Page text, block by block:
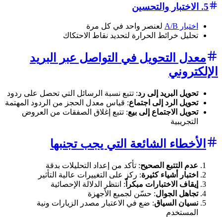
5. الاختبار والتحسين
اختبار A/B
لعنصر واحد في كل مرة
تحليل خرائط الحرارة لتحديد نقاط الاحتكاك
معدل التحويل في التواصل عبر البريد
الإلكتروني
تحويل البريد إلى رد: تتبع نسبة الرسائل التي تحصل على ردود
تحويل الرد إلى اجتماع: قياس معدل الحجز من الردود المهتمة
تحويل الاجتماع إلى بيع: تتبع إغلاق الصفقات من العروض
التجريبية
الأخطاء الشائعة التي يجب تجنبها
عدم التتبع الصحيح: تأكد من إعداد التحليلات بدقة
اختبار أشياء كثيرة: ركز على التغييرات عالية التأثير
إيقاف الاختبارات مبكراً : انتظر الدلالة الإحصائية
تجاهل الجوال: حسّن لجميع الأجهزة
نسيان السياق: ضع في الاعتبار مصدر الزيارات ونية
المستخدم